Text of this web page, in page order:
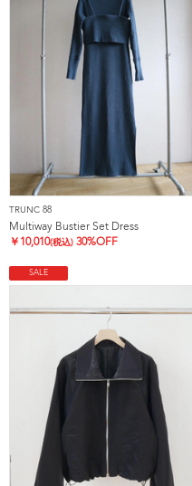
TRUNC 88
Multiway Bustier Set Dress
￥ 10,010(税込) 30%OFF
SALE